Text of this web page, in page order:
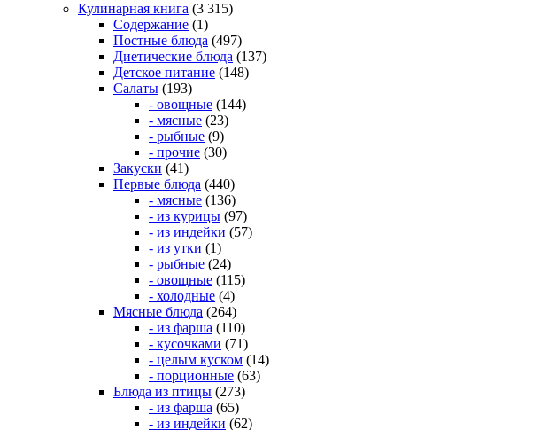
Кулинарная книга (3 315)
Содержание (1)
Постные блюда (497)
Диетические блюда (137)
Детское питание (148)
Салаты (193)
- овощные (144)
- мясные (23)
- рыбные (9)
- прочие (30)
Закуски (41)
Первые блюда (440)
- мясные (136)
- из курицы (97)
- из индейки (57)
- из утки (1)
- рыбные (24)
- овощные (115)
- холодные (4)
Мясные блюда (264)
- из фарша (110)
- кусочками (71)
- целым куском (14)
- порционные (63)
Блюда из птицы (273)
- из фарша (65)
- из индейки (62)